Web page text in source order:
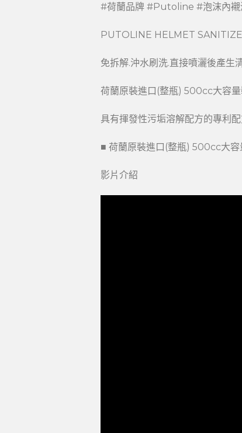
#荷蘭品牌 #Putoline #泡沫內襯
PUTOLINE HELMET
免拆解.沖水刷洗.直接噴灑後產生
荷蘭原裝進口(整瓶) 500cc大容量
具有揮發性污垢溶解配方的專利配
■ 荷蘭原裝進口(整瓶) 500cc大容
影片介紹